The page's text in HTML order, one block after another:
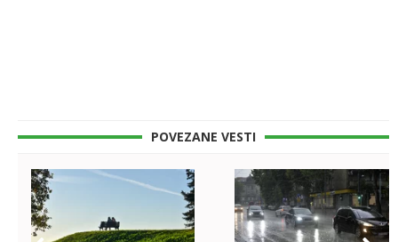
POVEZANE VESTI